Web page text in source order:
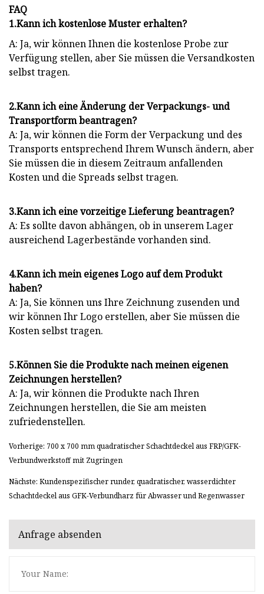
FAQ
1.Kann ich kostenlose Muster erhalten?
A: Ja, wir können Ihnen die kostenlose Probe zur
Verfügung stellen, aber Sie müssen die Versandkosten
selbst tragen.
2.Kann ich eine Änderung der Verpackungs- und
Transportform beantragen?
A: Ja, wir können die Form der Verpackung und des
Transports entsprechend Ihrem Wunsch ändern, aber
Sie müssen die in diesem Zeitraum anfallenden
Kosten und die Spreads selbst tragen.
3.Kann ich eine vorzeitige Lieferung beantragen?
A: Es sollte davon abhängen, ob in unserem Lager
ausreichend Lagerbestände vorhanden sind.
4.Kann ich mein eigenes Logo auf dem Produkt
haben?
A: Ja, Sie können uns Ihre Zeichnung zusenden und
wir können Ihr Logo erstellen, aber Sie müssen die
Kosten selbst tragen.
5.Können Sie die Produkte nach meinen eigenen
Zeichnungen herstellen?
A: Ja, wir können die Produkte nach Ihren
Zeichnungen herstellen, die Sie am meisten
zufriedenstellen.
Vorherige: 700 x 700 mm quadratischer Schachtdeckel aus FRP/GFK-
Verbundwerkstoff mit Zugringen
Nächste: Kundenspezifischer runder, quadratischer, wasserdichter
Schachtdeckel aus GFK-Verbundharz für Abwasser und Regenwasser
Anfrage absenden